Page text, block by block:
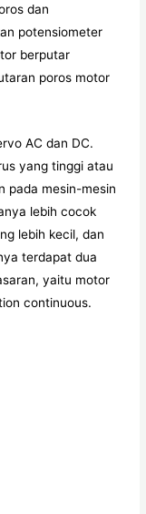
dan
potensiometer
berputar
poros motor
AC dan DC.
yang tinggi atau
pada mesin-mesin
lebih cocok
lebih kecil, dan
terdapat dua
yaitu motor
continuous.